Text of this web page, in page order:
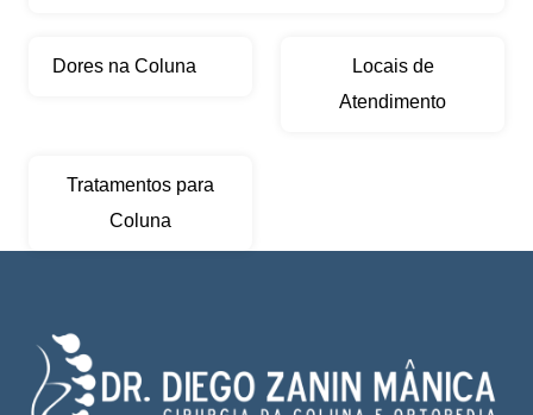
Dores na Coluna
Locais de
Atendimento
Tratamentos para
Coluna